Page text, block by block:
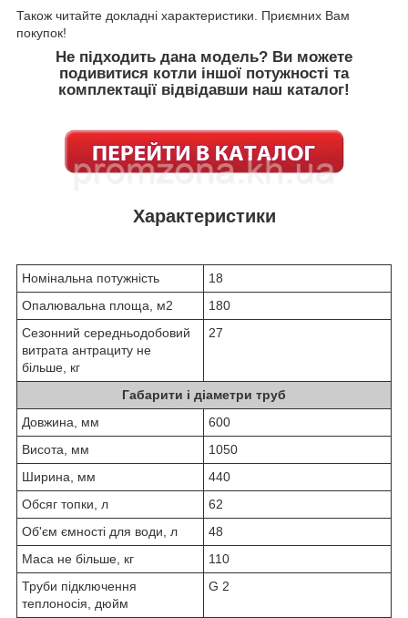
Також читайте докладні характеристики. Приємних Вам
покупок!
Не підходить дана модель? Ви можете
подивитися котли іншої потужності та
комплектації відвідавши наш каталог!
Характеристики
Номінальна потужність
18
Опалювальна площа, м2
180
Сезонний середньодобовий
витрата антрациту не
більше, кг
27
Габарити і діаметри труб
Довжина, мм
600
Висота, мм
1050
Ширина, мм
440
Обсяг топки, л
62
Об'єм ємності для води, л
48
Маса не більше, кг
110
Труби підключення
теплоносія, дюйм
G 2